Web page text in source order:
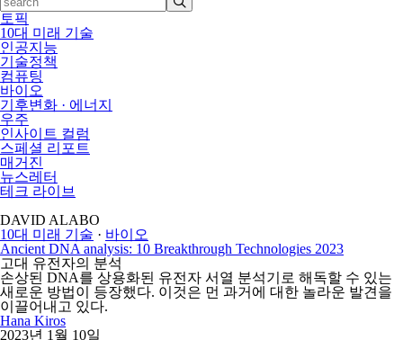
토픽
10대 미래 기술
인공지능
기술정책
컴퓨팅
바이오
기후변화 · 에너지
우주
인사이트 컬럼
스페셜 리포트
매거진
뉴스레터
테크 라이브
DAVID ALABO
10대 미래 기술 · 바이오
Ancient DNA analysis: 10 Breakthrough Technologies 2023
고대 유전자의 분석
손상된 DNA를 상용화된 유전자 서열 분석기로 해독할 수 있는
새로운 방법이 등장했다. 이것은 먼 과거에 대한 놀라운 발견을
이끌어내고 있다.
Hana Kiros
2023년 1월 10일